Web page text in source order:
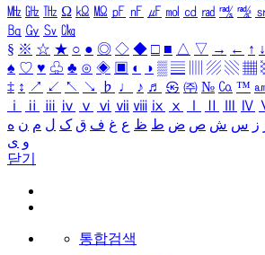
㎒ ㎓ ㎔ Ω ㏀ ㏁ ㎊ ㎋ ㎌ ㏖ ㏅ ㎭ ㎮ ㎯
㏃ ㏉ ㏜ ㏆
§ ※ ☆ ★ ○ ● ◎ ◇ ◆ □ ■ △ ▽ → ← ↑ ↓
♠ ♡ ♥ ♧ ♣ ⊙ ◈ ▣ ◐ ◑ ▒ ▤ ▨ ▧ ▦
‡ ↕ ↗ ↙ ↖ ↘ ♭ ♩ ♪ ♬ ㉿ ㈜ № ㏇ ™
ⅰ
ⅱ ⅲ ⅳ ⅴ ⅵ ⅶ ⅷ ⅸ ⅹ Ⅳ
ز س ش ص ض ط ظ ع غ ف ق ک ل م ن ه
و ی
닫기
통합검색